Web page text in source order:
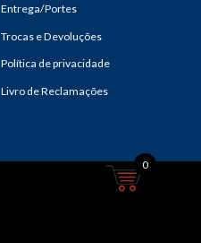
Entrega/Portes
Trocas e Devoluções
Política de privacidade
Livro de Reclamações
0